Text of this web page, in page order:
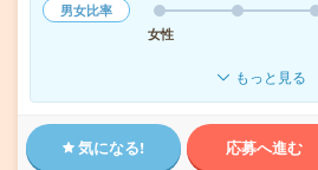
男女比率
女性
もっと見る
気になる! 応募へ進む